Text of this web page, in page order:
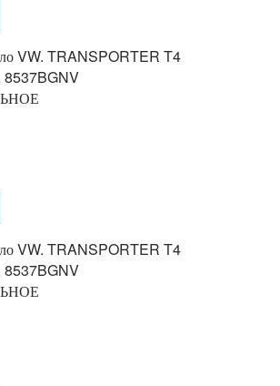
VW. TRANSPORTER T4
8537BGNV
VW. TRANSPORTER T4
8537BGNV